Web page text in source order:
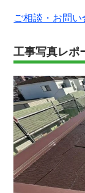
ご相談・お問い
工事写真レポ